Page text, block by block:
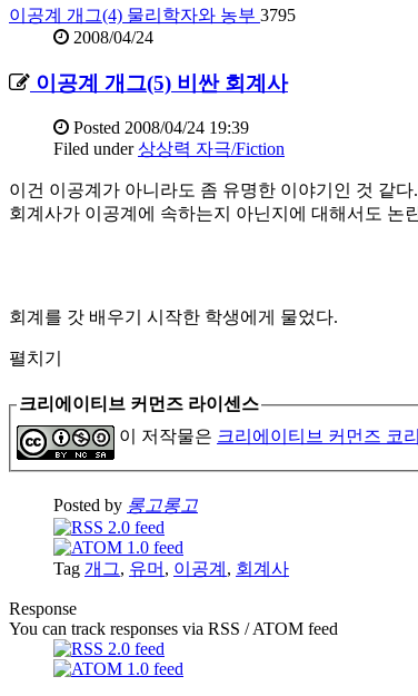
이공계 개그(4) 물리학자와 농부 3795
2008/04/24
이공계 개그(5) 비싼 회계사
Posted 2008/04/24 19:39
Filed under 상상력 자극/Fiction
이건 이공계가 아니라도 좀 유명한 이야기인 것 같다.
회계사가 이공계에 속하는지 아닌지에 대해서도 논
회계를 갓 배우기 시작한 학생에게 물었다.
펼치기
크리에이티브 커먼즈 라이센스
이 저작물은 크리에이티브 커먼즈 코
Posted by 롱고롱고
Tag 개그, 유머 , 이공계 , 회계사
Response
You can track responses via RSS / ATOM feed